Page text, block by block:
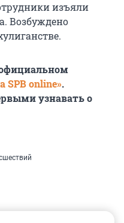
изъяли
Возбуждено
SPB online».
узнавать о